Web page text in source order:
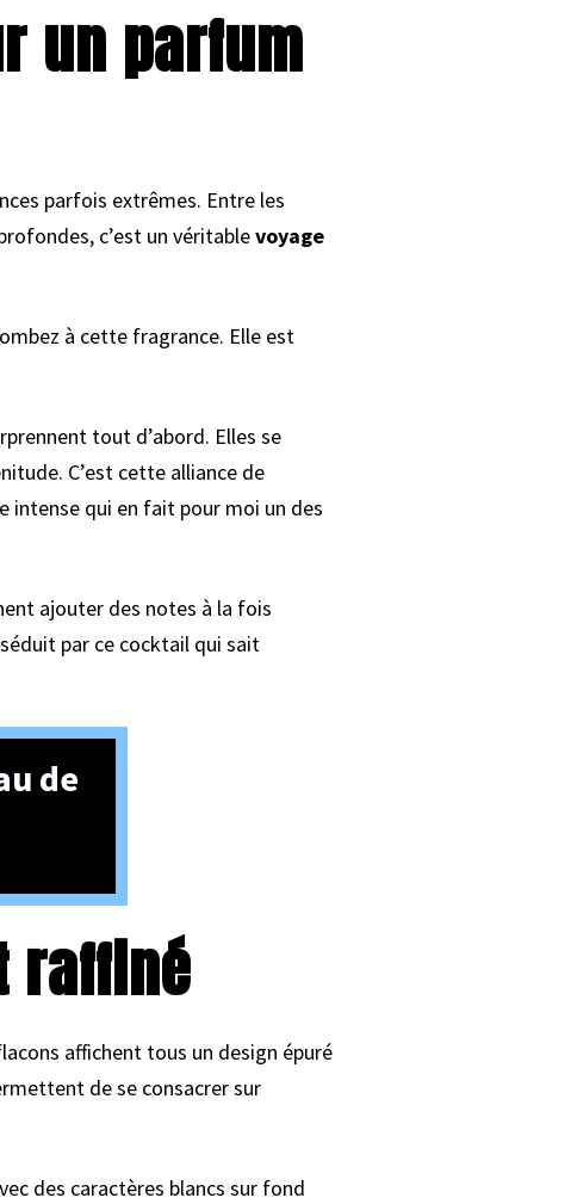
un parfum
parfois extrêmes. Entre les
c’est un véritablevoyage
à cette fragrance. Elle est
tout d’abord. Elles se
C’est cette alliance de
intense qui en fait pour moi un des
ajouter des notes à la fois
par ce cocktail qui sait
de
raffiné
affichent tous un design épuré
de se consacrer sur
des caractères blancs sur fond